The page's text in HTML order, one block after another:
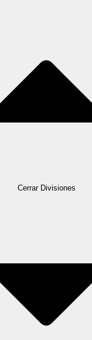
Cerrar Divisiones